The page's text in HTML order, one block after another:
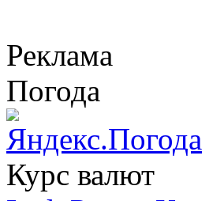
Реклама
Погода
Курс валют